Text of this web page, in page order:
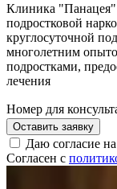
Клиника "Панацея"
подростковой
круглосуточной
многолетним
подростками,
лечения
Номер для
Оставить заявку
Даю согласие на
Согласен с